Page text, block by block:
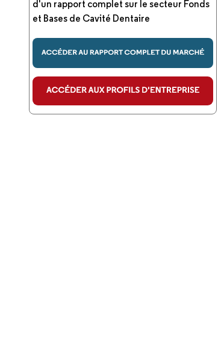
d'un rapport complet sur le secteur Fonds
et Bases de Cavité Dentaire